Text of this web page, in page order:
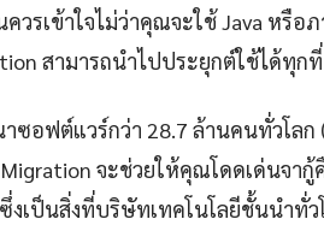
รเข้าใจไม่ว่าคุณจะใช้ Java หรือภ
สามารถนำไปประยุกต์ใช้ได้ทุกที่
อฟต์แวร์กว่า 28.7 ล้านคนทั่วโลก
Migration จะช่วยให้คุณโดดเด่นจา
งเป็นสิ่งที่บริษัทเทคโนโลยีชั้นนำทั่